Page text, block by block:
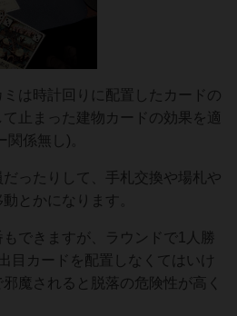
は時計回りに配置したカードの
止まった建物カードの効果を適
係無し)。
ったりして、手札交換や場札や
とかになります。
もできますが、ラウンドで1人勝
目カードを配置しなくてはいけ
魔されると脱落の危険性が高く